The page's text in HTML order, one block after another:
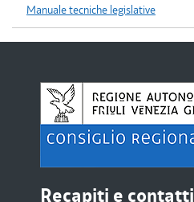
Manuale tecniche legislative
Recapiti e contatti